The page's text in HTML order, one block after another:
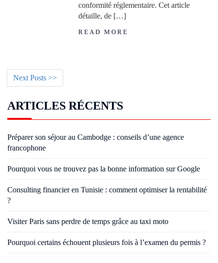
conformité réglementaire. Cet article
détaille, de […]
READ MORE
Next Posts >>
ARTICLES RÉCENTS
Préparer son séjour au Cambodge : conseils d’une agence
francophone
Pourquoi vous ne trouvez pas la bonne information sur Google
Consulting financier en Tunisie : comment optimiser la rentabilité
?
Visiter Paris sans perdre de temps grâce au taxi moto
Pourquoi certains échouent plusieurs fois à l’examen du permis ?